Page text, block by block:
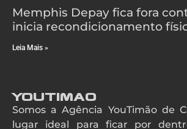
Memphis Depay fica fora
inicia recondicionamento
Leia Mais »
YouTimao
Somos a Agência YouTimão de
lugar ideal para ficar por